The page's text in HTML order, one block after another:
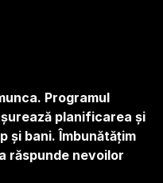
Programul
planificarea și
și bani. Îmbunătățim
răspunde nevoilor